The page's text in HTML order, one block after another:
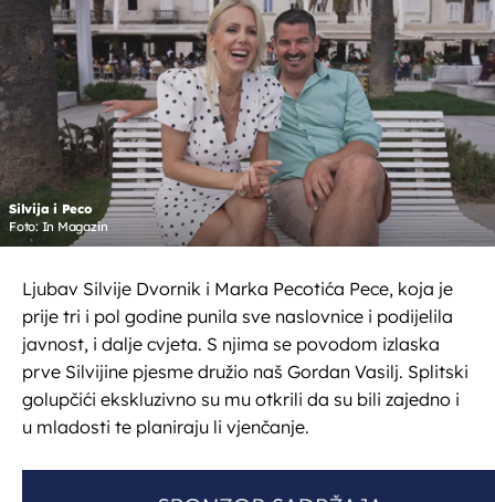
Silvija i Peco
Foto: In Magazin
Ljubav Silvije Dvornik i Marka Pecotića Pece, koja je
prije tri i pol godine punila sve naslovnice i podijelila
javnost, i dalje cvjeta. S njima se povodom izlaska
prve Silvijine pjesme družio naš Gordan Vasilj. Splitski
golupčići ekskluzivno su mu otkrili da su bili zajedno i
u mladosti te planiraju li vjenčanje.
OMOGUĆI OBAVIJESTI